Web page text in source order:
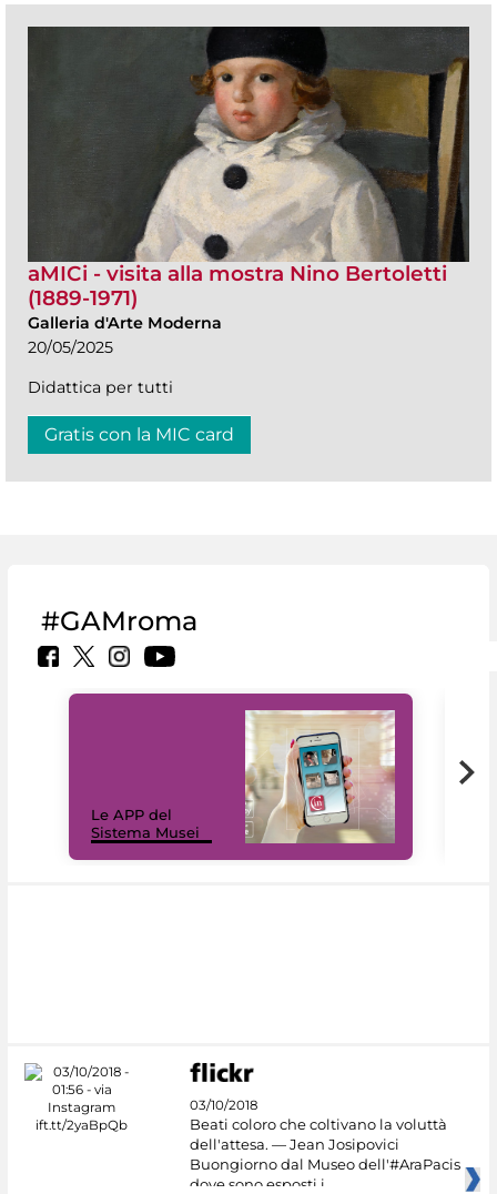
aMICi - visita alla mostra Nino Bertoletti
(1889-1971)
Galleria d'Arte Moderna
20/05/2025
Didattica per tutti
Gratis con la MIC card
#GAMroma
Le APP del
Sistema Musei
03/10/2018
Beati coloro che coltivano la voluttà
dell'attesa. — Jean Josipovici
Buongiorno dal Museo dell'#AraPacis
dove sono esposti i